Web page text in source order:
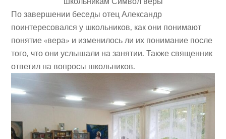
По завершении беседы отец Александр
поинтересовался у школьников, как они понимают
понятие «вера» и изменилось ли их понимание после
того, что они услышали на занятии. Также священник
ответил на вопросы школьников.